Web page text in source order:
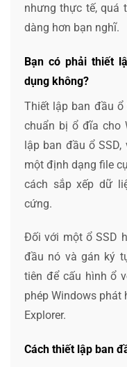
nhưng thực tế, quá
dàng hơn bạn nghĩ.
Bạn có phải thiết
dụng không?
Thiết lập ban đầu
chuẩn bị ổ đĩa cho
lập ban đầu ổ
một định dạng file
cách sắp xếp dữ
cứng.
Đối với một ổ SSD
đầu nó và gán ký
tiên để cấu hình ổ
phép Windows phát
Explorer.
Cách thiết lập ban